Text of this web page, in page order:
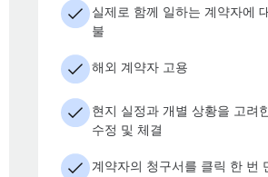
실제로 함께 일하는 계약자에
불
해외 계약자 고용
현지 실정과 개별 상황을 고려
수정 및 체결
계약자의 청구서를 클릭 한 번